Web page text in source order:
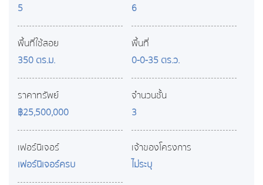
5
พื้นที่ใช้สอย
350 ตร.ม.
ราคาทรัพย์
฿25,500,000
เฟอร์นิเจอร์
เฟอร์นิเจอร์ครบ
6
พื้นที่
0-0-35 ตร.ว.
จำนวนชั้น
3
เจ้าของโครงการ
ไม่ระบุ